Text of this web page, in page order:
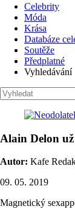
Celebrity
Móda
Krása
Databáze
Soutěže
Předplatné
Vyhledávání
Alain Delon
Autor: Kafe
09. 05. 2019
Magnetický